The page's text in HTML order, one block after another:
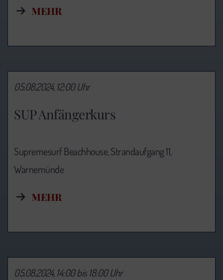
MEHR
SUP Anfängerkurs
05.08.2024, 12:00 Uhr
Supremesurf Beachhouse, Strandaufgang 11,
Warnemünde
MEHR
05.08.2024, 14:00 bis 18:00 Uhr